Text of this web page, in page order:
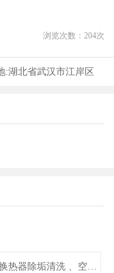
浏览次数： 204次
:湖北省武汉市江岸区
工业设备清洗， 换热器除垢清洗 、空调清洗等